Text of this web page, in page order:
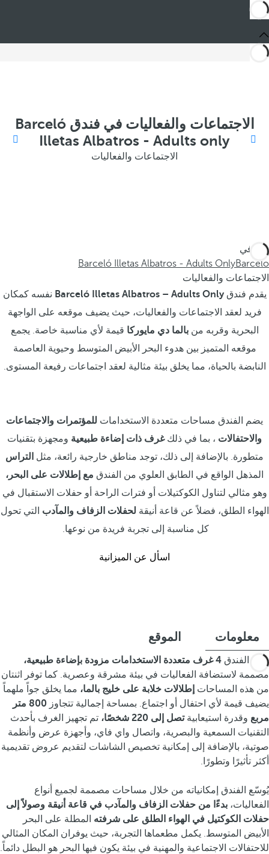
الاجتماعات والفعاليات في فندق Barceló
Illetas Albatros - Adults only
الاجتماعات والفعاليات
أنت في
Barceló
Barceló Illetas Albatros - Adults Only
الاجتماعات والفعاليات
يقدم فندقBarceló Illetas Albatros – Adults Only نفسه كمكان
فريد لعقد الاجتماعات والفعاليات، حيث يضيف موقعه على الواجهة
البحرية وقربه منبالما دي مايوركا قيمة لأي مناسبة خاصة. يجمع
موقعه المتميز بين هدوء البحر الأبيض المتوسط وحيوية العاصمة
النابضة بالحياة، مما يخلق بيئة مثالية لعقد اجتماعات رفيعة المستوى.
يضم الفندق مساحات متعددة الاستخدامات للمؤتمرات والاجتماعات
والاحتفالات ، بما في ذلكغرف ذات إضاءة طبيعية ومجهزة بتقنيات
متطورة. بالإضافة إلى ذلك، توجد مناطق خارجية رائعة، مثل التراس
المذهل الواقع في الطابق العلوي من الفندق مع إطلالات على البحر،
وهو مثالي لتناول الكوكتيلات أو فترات الراحة أو حفلات الاستقبال في
الهواء الطلق، فضلاً عن قاعة أنيقة لحفلات الزفاف والمآدب التي تحول
كل مناسبة إلى تجربة فريدة من نوعها.
اسأل عن الميزانية
معلومات الموقع
يضم الفندق 4 غرف متعددة الاستخدامات مزودة بإضاءة طبيعية،
مصممة لاستضافة الفعاليات في بيئة مشرقة وعصرية. كما توفر اثنتان
من هذه المساحات إطلالات خلابة على خليج بالما، مما يخلق جواً ملهماً
يضيف قيمة لأي احتفال أو اجتماع. بمساحة إجمالية تتجاوز
800 متر
مربع وقدرة استيعابيةتصل إلى 220 شخصًا،
تم تجهيز الغرف بأحدث
التقنيات السمعية والبصرية، واتصال واي فاي، وأجهزة عرض وأنظمة
صوتية، بالإضافة إلى إمكانية تخصيص الشاشات لتقديم عروض تقديمية
أكثر تأثيرًا وتطورًا.
يُوسّع الفندق إمكانياته من خلال مساحات مصممة لجميع أنواع
الفعاليات، بدءًا من حفلات الزفاف والمآدب في قاعة أنيقة وصولاً إلى
حفلات الكوكتيل في الهواء الطلق على شرفته المطلة على البحر
الأبيض المتوسط. يكمل مطعماها التجربة، حيث يوفران المكان المثالي
للاحتفالات الاجتماعية والمهنية في بيئة يكون فيها البحر هو البطل دائماً.